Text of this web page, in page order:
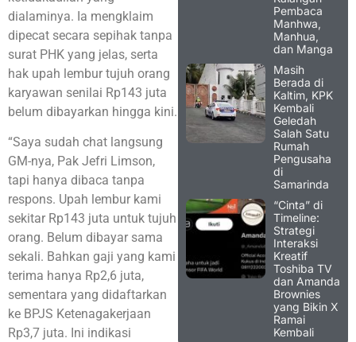
dialaminya. Ia mengklaim
dipecat secara sepihak tanpa
surat PHK yang jelas, serta
hak upah lembur tujuh orang
karyawan senilai Rp143 juta
belum dibayarkan hingga kini.
“Saya sudah chat langsung
GM-nya, Pak Jefri Limson,
tapi hanya dibaca tanpa
respons. Upah lembur kami
sekitar Rp143 juta untuk tujuh
orang. Belum dibayar sama
sekali. Bahkan gaji yang kami
terima hanya Rp2,6 juta,
sementara yang didaftarkan
ke BPJS Ketenagakerjaan
Rp3,7 juta. Ini indikasi
Pembaca
Manhwa,
Manhua,
dan Manga
Masih
Berada di
Kaltim, KPK
Kembali
Geledah
Salah Satu
Rumah
Pengusaha
di
Samarinda
“Cinta” di
Timeline:
Strategi
Interaksi
Kreatif
Toshiba TV
dan Amanda
Brownies
yang Bikin X
Ramai
Kembali